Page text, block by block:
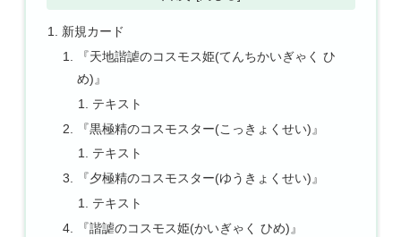
新規カード
『天地諧謔のコスモス姫(てんちかいぎゃく ひ
め)』
テキスト
『黒極精のコスモスター(こっきょくせい)』
テキスト
『夕極精のコスモスター(ゆうきょくせい)』
テキスト
『諧謔のコスモス姫(かいぎゃく ひめ)』